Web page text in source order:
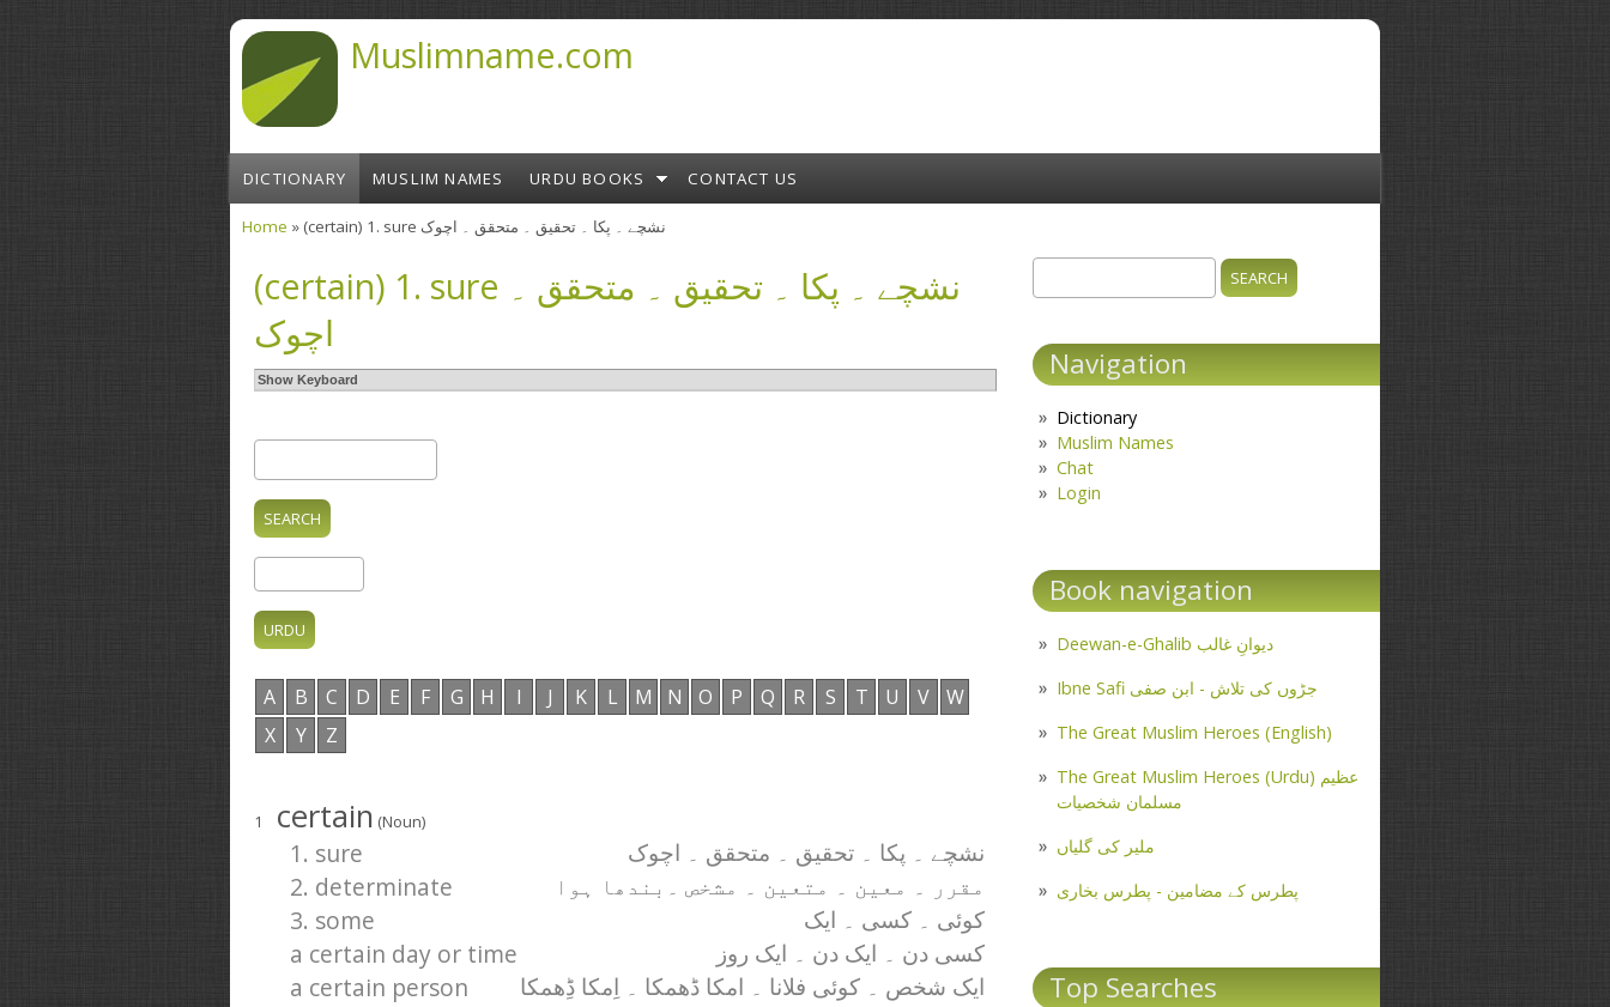
Muslimname.com
DICTIONARY MUSLIM NAMES URDU BOOKS CONTACT US
Home » (certain) 1. sure نشچے ۔ پکا ۔ تحقیق ۔ متحقق ۔ اچوک
(certain) 1. sure نشچے ۔ پکا ۔ تحقیق ۔ متحقق ۔
اچوک
Show Keyboard
A B C D E F G H I J K L M N O P Q R S T U V
W
X
Y Z
1 certain (Noun)
1. sure نشچے ۔ پکا ۔ تحقیق ۔ متحقق ۔ اچوک
2. determinate مقرر ۔ معین ۔ متعین ۔ مشخص ۔بندھا ہوا
3. some کوئی ۔ کسی ۔ ایک
a certain day or time کسی دن ۔ ایک دن ۔ ایک روز
a certain person
ایک شخص ۔ کوئی فلانا ۔ امکا ڈھمکا ۔ اِمکا ڈِھمکا
Search form
Navigation
Dictionary
Muslim Names
Chat
Login
Book navigation
Deewan-e-Ghalib دیوانِ غالب
Ibne Safi جڑوں کی تلاش - ابن صفی
The Great Muslim Heroes (English)
The Great Muslim Heroes (Urdu) عظیم
مسلمان شخصیات
ملیر کی گلیاں
پطرس کے مضامین - پطرس بخاری
Top Searches